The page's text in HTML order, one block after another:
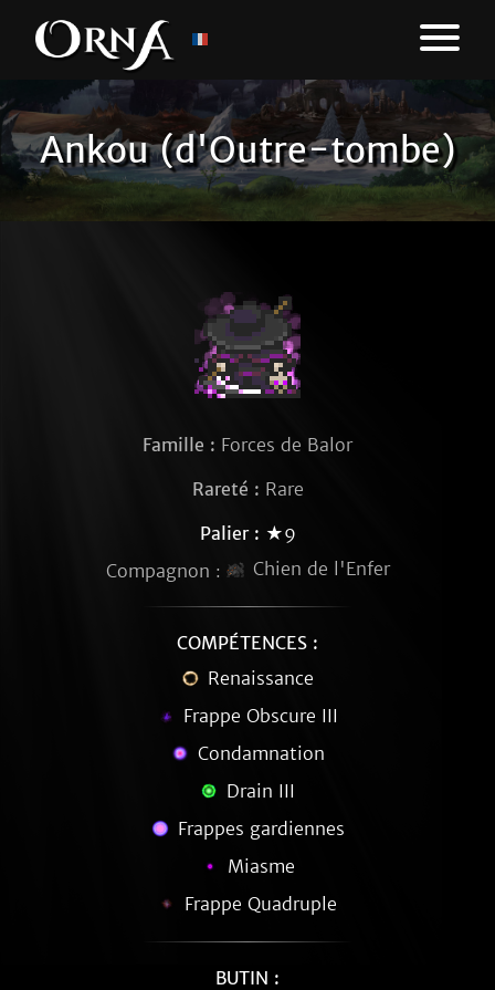
Ankou (d'Outre-tombe)
Famille : Forces de Balor
Rareté : Rare
Palier : ★9
Compagnon :
Chien de l'Enfer
COMPÉTENCES :
Renaissance
Frappe Obscure III
Condamnation
Drain III
Frappes gardiennes
Miasme
Frappe Quadruple
BUTIN :